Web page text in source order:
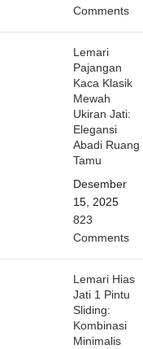
Comments
Lemari
Pajangan
Kaca Klasik
Mewah
Ukiran Jati:
Elegansi
Abadi Ruang
Tamu
Desember
15, 2025
823
Comments
Lemari Hias
Jati 1 Pintu
Sliding:
Kombinasi
Minimalis